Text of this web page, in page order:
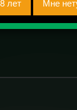
5, за сегодня 0
/ Рейтинг